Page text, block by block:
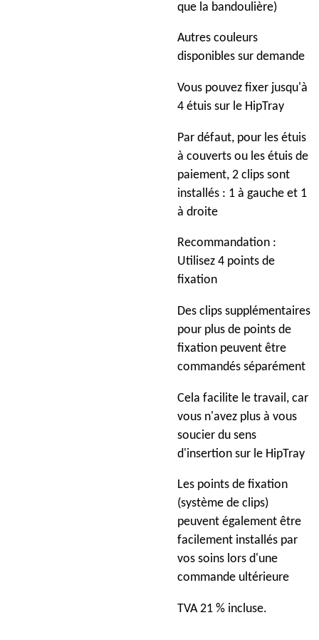
que la bandoulière)
Autres couleurs
disponibles sur demande
Vous pouvez fixer jusqu'à
4 étuis sur le HipTray
Par défaut, pour les étuis
à couverts ou les étuis de
paiement, 2 clips sont
installés : 1 à gauche et 1
à droite
Recommandation :
Utilisez 4 points de
fixation
Des clips supplémentaires
pour plus de points de
fixation peuvent être
commandés séparément
Cela facilite le travail, car
vous n'avez plus à vous
soucier du sens
d'insertion sur le HipTray
Les points de fixation
(système de clips)
peuvent également être
facilement installés par
vos soins lors d'une
commande ultérieure
TVA 21 % incluse.